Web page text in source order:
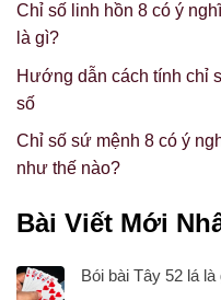
Chỉ số linh hồn 8 có ý
là gì?
Hướng dẫn cách tính chỉ
số
Chỉ số sứ mệnh 8 có ý
như thế nào?
Bài Viết Mới
Bói bài Tây 52 lá